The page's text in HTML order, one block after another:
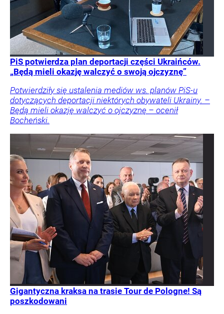
PiS potwierdza plan deportacji części Ukraińców.
„Będą mieli okazję walczyć o swoją ojczyznę”
Potwierdziły się ustalenia mediów ws. planów PiS-u
dotyczących deportacji niektórych obywateli Ukrainy. –
Będą mieli okazję walczyć o ojczyznę – ocenił
Bocheński.
Gigantyczna kraksa na trasie Tour de Pologne! Są
poszkodowani